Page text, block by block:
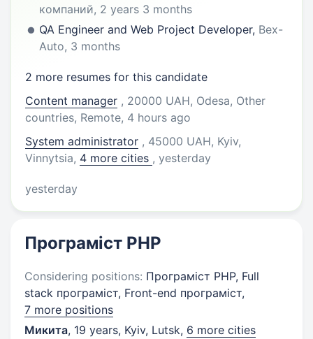
компаний, 2 years 3 months
QA Engineer and Web Project Developer, Bex-
Auto, 3 months
2 more resumes for this candidate
Content manager , 20000 UAH, Odesa, Other
countries, Remote, 4 hours ago
System administrator , 45000 UAH, Kyiv,
Vinnytsia, 4 more cities , yesterday
yesterday
Програміст PHP
Considering positions: Програміст PHP, Full
stack програміст, Front-end програміст,
7 more positions
Микита, 19 years, Kyiv, Lutsk, 6 more cities